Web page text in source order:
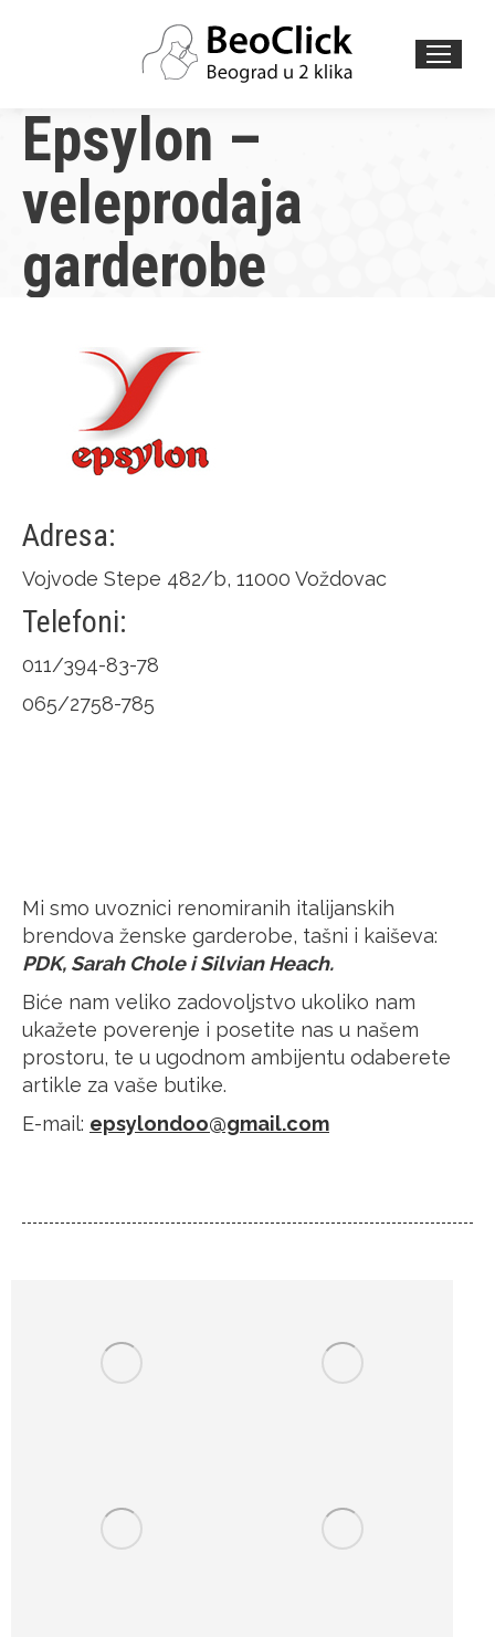
Epsylon –
veleprodaja
garderobe
Adresa:
Vojvode Stepe 482/b, 11000 Voždovac
Telefoni:
011/394-83-78
065/2758-785
Mi smo uvoznici renomiranih italijanskih
brendova ženske garderobe, tašni i kaiševa:
PDK, Sarah Chole i Silvian Heach.
Biće nam veliko zadovoljstvo ukoliko nam
ukažete poverenje i posetite nas u našem
prostoru, te u ugodnom ambijentu odaberete
artikle za vaše butike.
E-mail: epsylondoo@gmail.com